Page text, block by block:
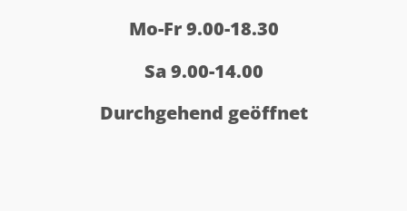
Mo-Fr 9.00-18.30
Sa 9.00-14.00
Durchgehend geöffnet